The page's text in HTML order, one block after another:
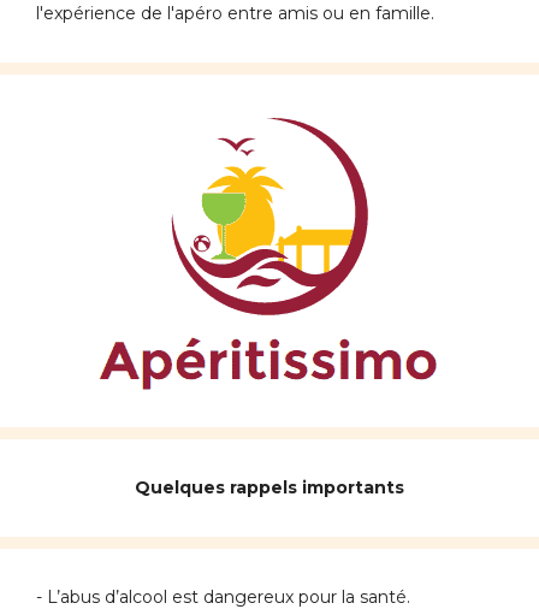
l'expérience de l'apéro entre amis ou en famille.
Quelques rappels importants
- L’abus d’alcool est dangereux pour la santé.